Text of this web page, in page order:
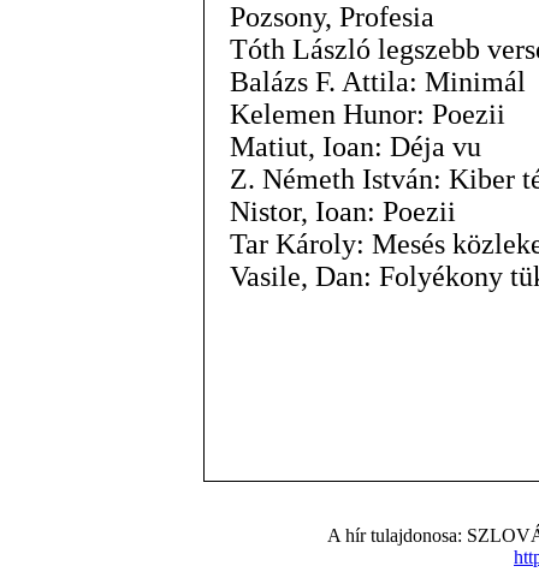
Pozsony, Profesia
Tóth László legszebb
Balázs F. Attila: Minimál
Kelemen Hunor: Poezii
Matiut, Ioan: Déja vu
Z. Németh István: Kiber
Nistor, Ioan: Poezii
Tar Károly: Mesés
Vasile, Dan: Folyékony
A hír tulajdonosa: